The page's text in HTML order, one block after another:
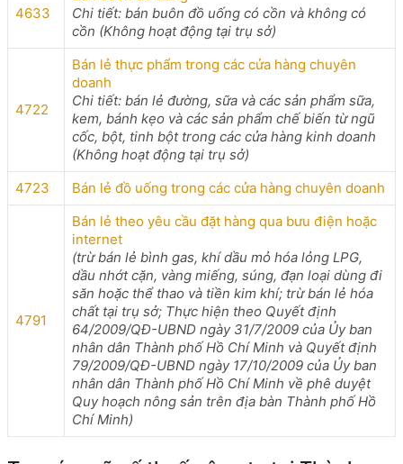
4633
Chi tiết: bán buôn đồ uống có cồn và không có
cồn (Không hoạt động tại trụ sở)
4722
Bán lẻ thực phẩm trong các cửa hàng chuyên
doanh
Chi tiết: bán lẻ đường, sữa và các sản phẩm sữa,
kem, bánh kẹo và các sản phẩm chế biến từ ngũ
cốc, bột, tinh bột trong các cửa hàng kinh doanh
(Không hoạt động tại trụ sở)
4723
Bán lẻ đồ uống trong các cửa hàng chuyên doanh
4791
Bán lẻ theo yêu cầu đặt hàng qua bưu điện hoặc
internet
(trừ bán lẻ bình gas, khí dầu mỏ hóa lỏng LPG,
dầu nhớt cặn, vàng miếng, súng, đạn loại dùng đi
săn hoặc thể thao và tiền kim khí; trừ bán lẻ hóa
chất tại trụ sở; Thực hiện theo Quyết định
64/2009/QĐ-UBND ngày 31/7/2009 của Ủy ban
nhân dân Thành phố Hồ Chí Minh và Quyết định
79/2009/QĐ-UBND ngày 17/10/2009 của Ủy ban
nhân dân Thành phố Hồ Chí Minh về phê duyệt
Quy hoạch nông sản trên địa bàn Thành phố Hồ
Chí Minh)